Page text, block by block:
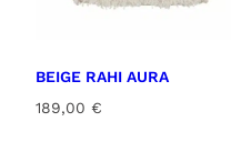
BEIGE RAHI AURA
189,00 €